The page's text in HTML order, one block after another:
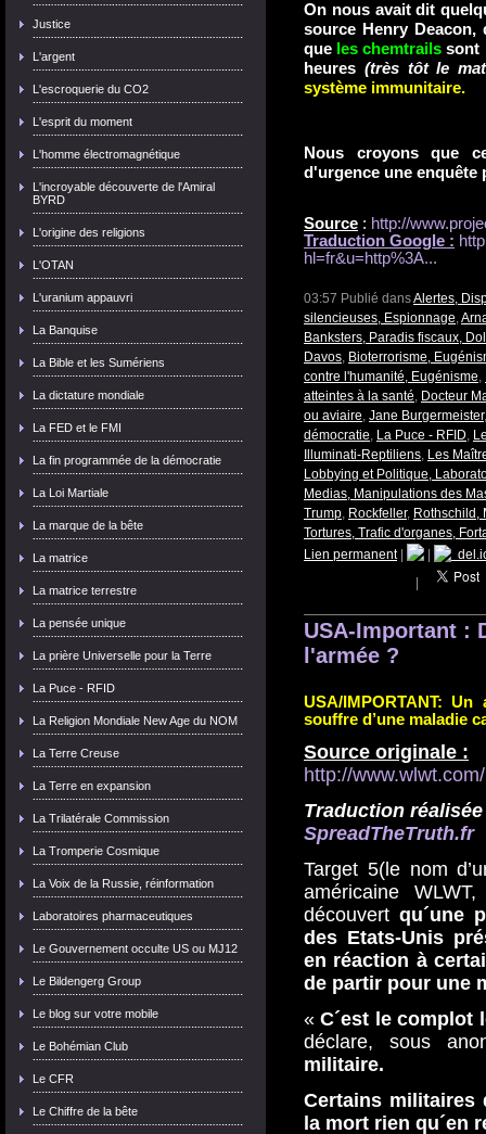
Justice
L'argent
L'escroquerie du CO2
L'esprit du moment
L'homme électromagnétique
L'incroyable découverte de l'Amiral
BYRD
L'origine des religions
L'OTAN
L'uranium appauvri
La Banquise
La Bible et les Sumériens
La dictature mondiale
La FED et le FMI
La fin programmée de la démocratie
La Loi Martiale
La marque de la bête
La matrice
La matrice terrestre
La pensée unique
La prière Universelle pour la Terre
La Puce - RFID
La Religion Mondiale New Age du NOM
La Terre Creuse
La Terre en expansion
La Trilatérale Commission
La Tromperie Cosmique
La Voix de la Russie, réinformation
Laboratoires pharmaceutiques
Le Gouvernement occulte US ou MJ12
Le Bildengerg Group
Le blog sur votre mobile
Le Bohémian Club
Le CFR
Le Chiffre de la bête
On nous avait dit
source Henry
que les chemtrails sont
heures (très tôt le
système immunitaire.
Nous croyons que
d'urgence une enquête
Source : http://
Traduction Google :
hl=fr&u=http%3A...
03:57 Publié dansAlertes,
silencieuses, Espionnage,
Banksters, Paradis fiscaux,
Davos, Bioterrorisme,
contre l'humanité, Eugénisme,
atteintes à la santé, Docteur
ou aviaire, Jane Burgermeister
démocratie, La Puce - RFID,
Illuminati-Reptiliens, Les
Lobbying et Politique,
Medias, Manipulations des
Trump, Rockfeller, Rothschild,
Tortures, Trafic d'organes,
Lien permanent|
USA-Important :
l'armée ?
USA/IMPORTANT:
souffre d’une maladie
Source originale :
http://
Traduction réalisée
SpreadTheTruth.fr
Target 5(le nom
américaine
découvert qu´une
des Etats-Unis
en réaction à
de partir pour une
«C´est le complot
déclare, sous
militaire.
Certains militaires
la mort rien qu´en